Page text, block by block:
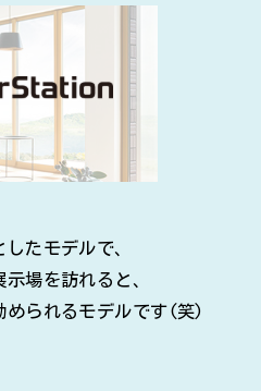
たモデルで、
場を訪れると、
められるモデルです(笑)